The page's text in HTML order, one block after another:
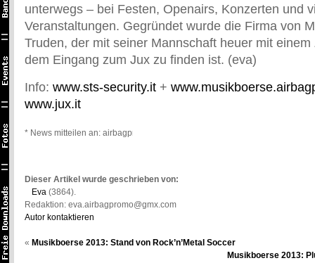
unterwegs – bei Festen, Openairs, Konzerten und
Veranstaltungen. Gegründet wurde die Firma von
Truden, der mit seiner Mannschaft heuer mit
dem Eingang zum Jux zu finden ist. (eva)
Info: www.sts-security.it +
www.jux.it
* News mitteilen an: airbagpromo@gmail.com *
Dieser Artikel wurde geschrieben von:
Eva (3864).
Redaktion: eva.airbagpromo@gmx.com
Autor kontaktieren
« Musikboerse 2013: Stand von Rock’n’Metal Soccer
Musikboerse 2013: